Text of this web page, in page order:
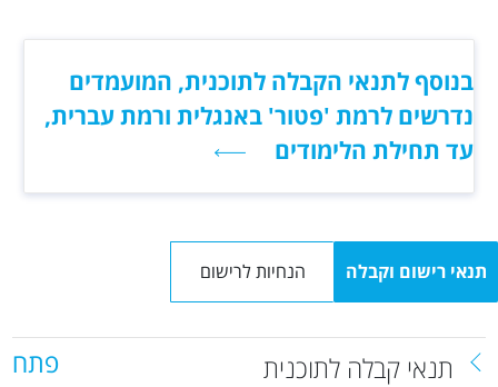
בנוסף לתנאי הקבלה לתוכנית, המועמדים
נדרשים לרמת 'פטור' באנגלית ורמת עברית,
עד תחילת הלימודים
תנאי רישום וקבלה הנחיות לרישום
תנאי קבלה לתוכנית פתח